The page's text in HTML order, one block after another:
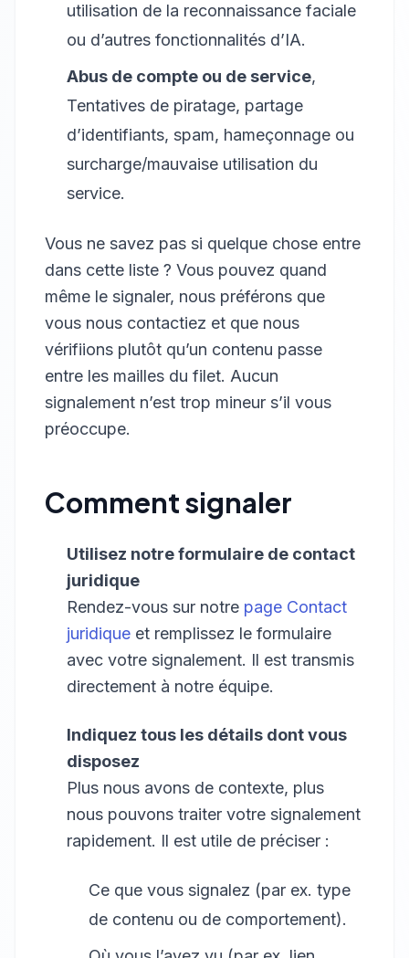
utilisation de la reconnaissance faciale
ou d’autres fonctionnalités d’IA.
Abus de compte ou de service,
Tentatives de piratage, partage
d’identifiants, spam, hameçonnage ou
surcharge/mauvaise utilisation du
service.
Vous ne savez pas si quelque chose entre
dans cette liste ? Vous pouvez quand
même le signaler, nous préférons que
vous nous contactiez et que nous
vérifiions plutôt qu’un contenu passe
entre les mailles du filet. Aucun
signalement n’est trop mineur s’il vous
préoccupe.
Comment signaler
Utilisez notre formulaire de contact
juridique
Rendez-vous sur notre page Contact
juridique et remplissez le formulaire
avec votre signalement. Il est transmis
directement à notre équipe.
Indiquez tous les détails dont vous
disposez
Plus nous avons de contexte, plus
nous pouvons traiter votre signalement
rapidement. Il est utile de préciser :
Ce que vous signalez (par ex. type
de contenu ou de comportement).